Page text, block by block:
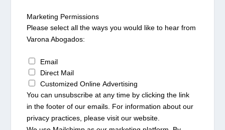
Marketing Permissions
Please select all the ways you would like to hear from
Varona Abogados:
Email
Direct Mail
Customized Online Advertising
You can unsubscribe at any time by clicking the link
in the footer of our emails. For information about our
privacy practices, please visit our website.